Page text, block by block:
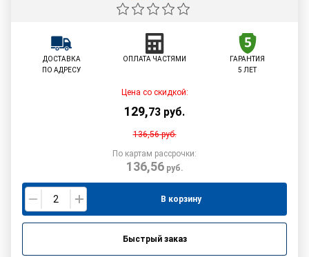
ДОСТАВКА
ПО АДРЕСУ
ОПЛАТА ЧАСТЯМИ
ГАРАНТИЯ
5 ЛЕТ
Цена со скидкой:
129,73 руб.
136,56руб.
По картам рассрочки:
136,56руб.
В корзину
Быстрый заказ